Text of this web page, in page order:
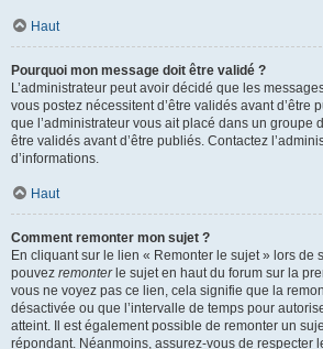
Haut
Pourquoi mon message doit être validé ?
L’administrateur peut avoir décidé que les
vous postez nécessitent d’être validés avant d’être
que l’administrateur vous ait placé dans un groupe
être validés avant d’être publiés. Contactez
d’informations.
Haut
Comment remonter mon sujet ?
En cliquant sur le lien « Remonter le sujet » lors de
pouvez remonterle sujet en haut du forum sur la
vous ne voyez pas ce lien, cela signifie que la
désactivée ou que l’intervalle de temps pour
atteint. Il est également possible de remonter un
répondant. Néanmoins, assurez-vous de respecter